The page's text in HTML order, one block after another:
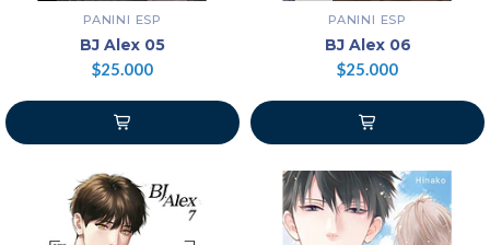
PANINI ESP
BJ Alex 05
$25.000
PANINI ESP
BJ Alex 06
$25.000